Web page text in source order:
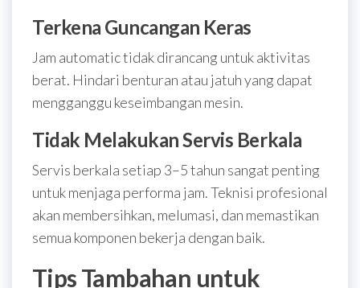
Terkena Guncangan Keras
Jam automatic tidak dirancang untuk aktivitas
berat. Hindari benturan atau jatuh yang dapat
mengganggu keseimbangan mesin.
Tidak Melakukan Servis Berkala
Servis berkala setiap 3–5 tahun sangat penting
untuk menjaga performa jam. Teknisi profesional
akan membersihkan, melumasi, dan memastikan
semua komponen bekerja dengan baik.
Tips Tambahan untuk